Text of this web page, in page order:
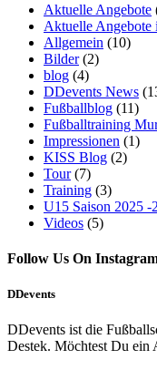
Aktuelle Angebote
Aktuelle Angebote
Allgemein (10)
Bilder(2)
blog (4)
DDevents News
Fußballblog (11)
Fußballtraining
Impressionen (1)
KISS Blog (2)
Tour(7)
Training (3)
U15 Saison 2025 -
Videos (5)
Follow Us On
DDevents
DDevents ist die
Destek. Möchtest Du ein